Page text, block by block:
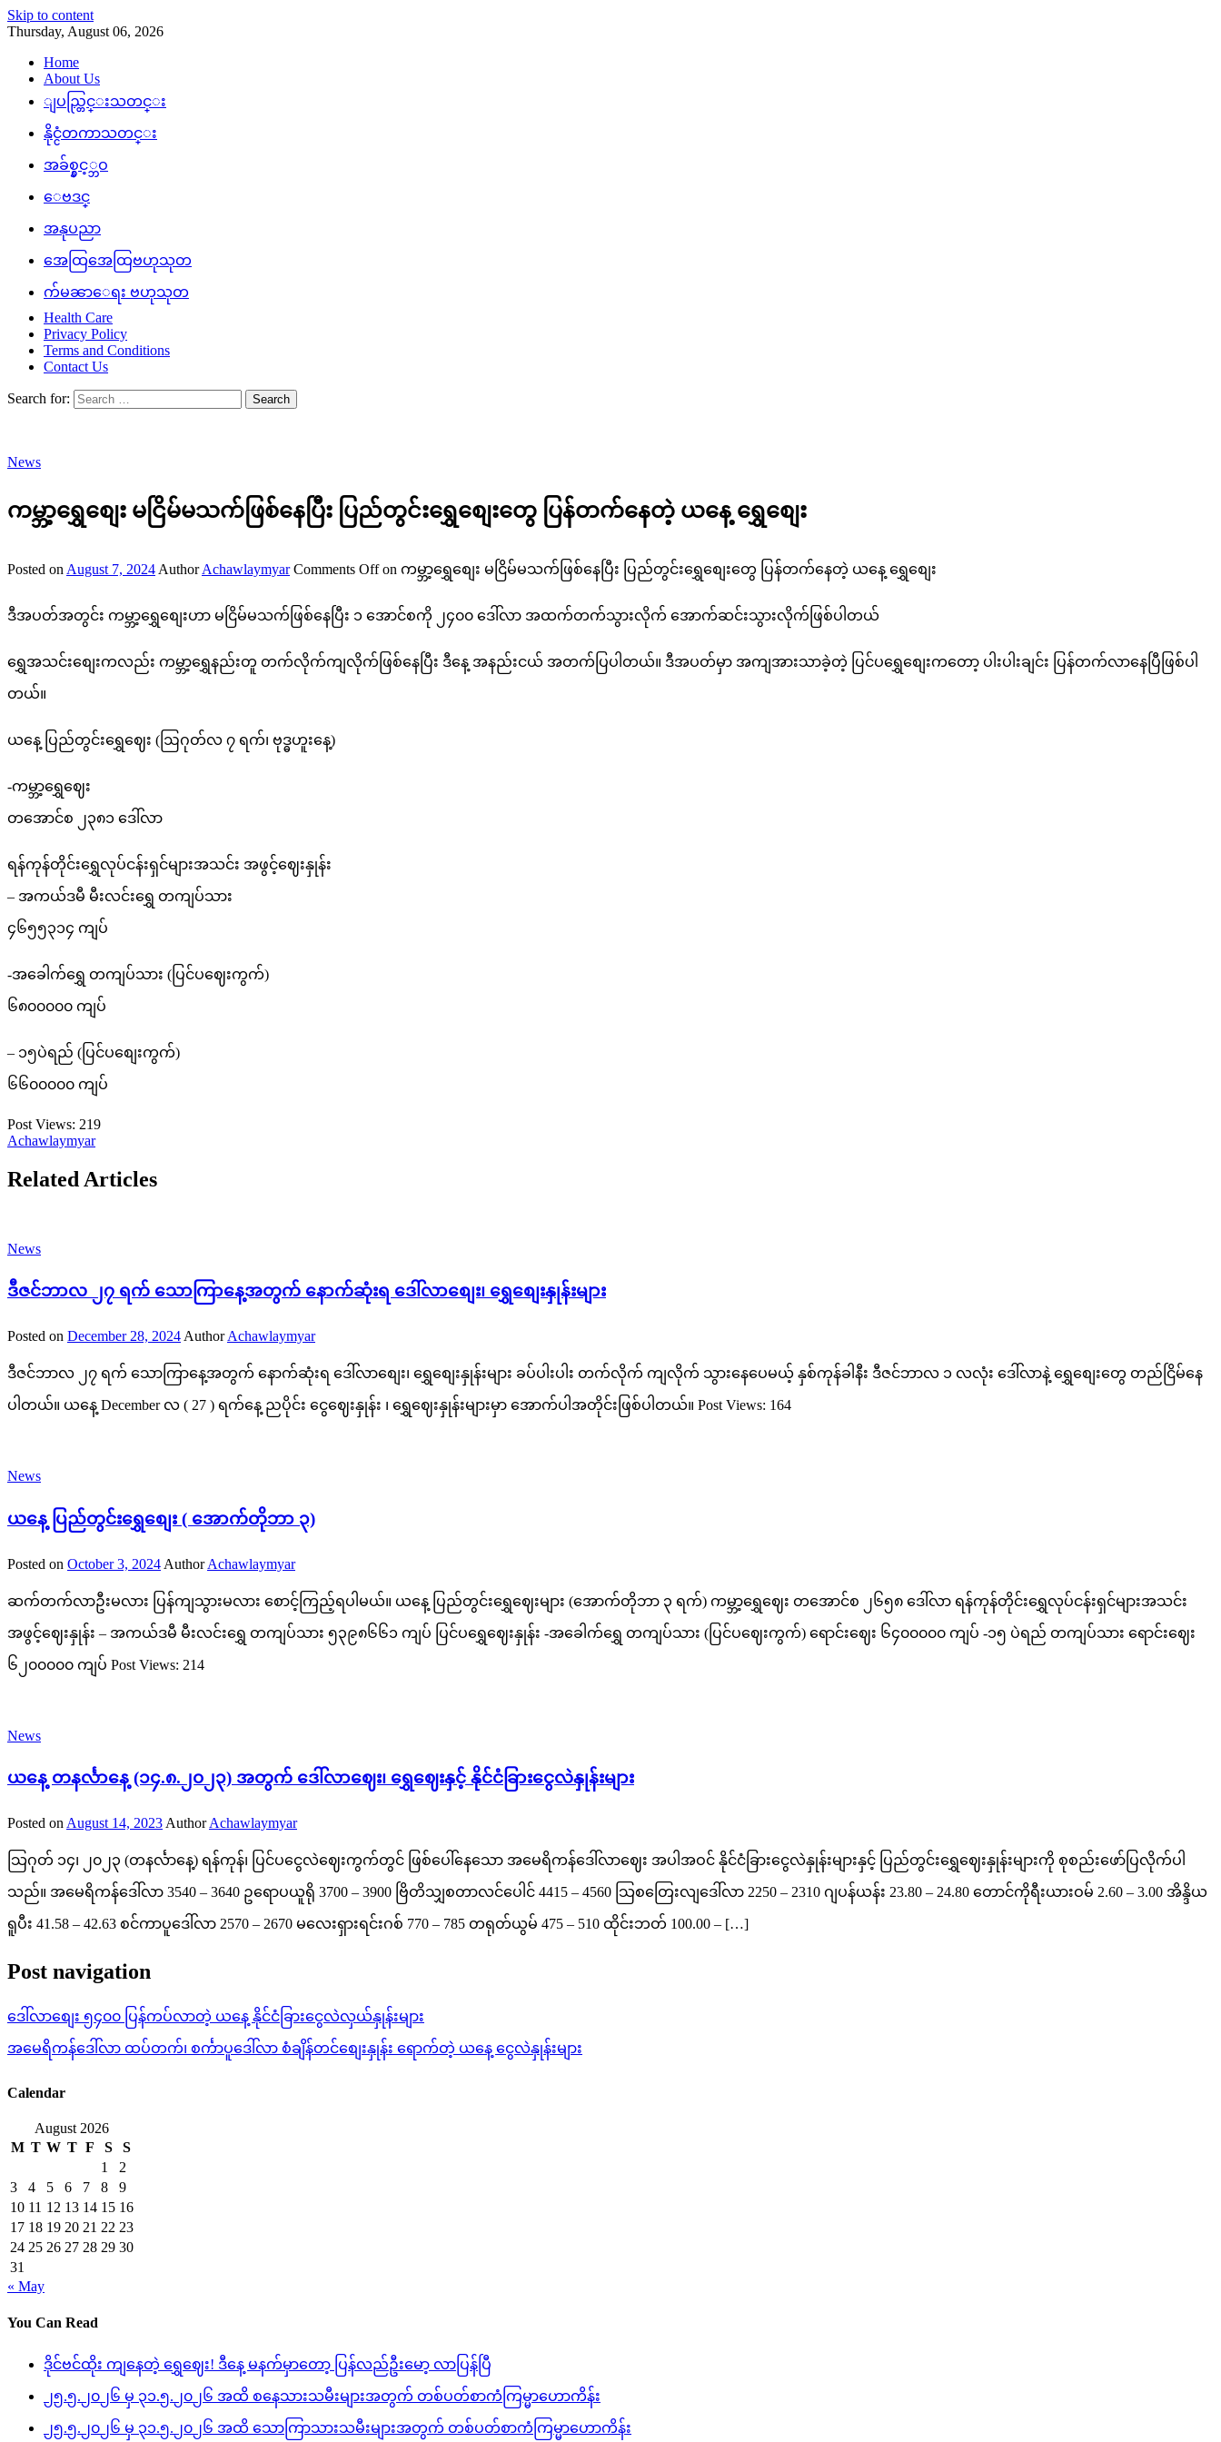
Skip to content
Thursday, August 06, 2026
Home
About Us
ျပည္တြင္းသတင္း
နိုင္ငံတကာသတင္း
အခ်စ္နွင့္ဘဝ
ေဗဒင္
အနုပညာ
အေထြအေထြဗဟုသုတ
က်မၼာေရး ဗဟုသုတ
Health Care
Privacy Policy
Terms and Conditions
Contact Us
Search for:
News
ကမ္ဘာ့ရွှေစျေး မငြိမ်မသက်ဖြစ်နေပြီး ပြည်တွင်းရွှေစျေးတွေ ပြန်တက်နေတဲ့ ယနေ့ ရွှေစျေး
Posted on August 7, 2024 Author Achawlaymyar Comments Offon ကမ္ဘာ့ရွှေစျေး မငြိမ်မသက်ဖြစ်နေပြီး ပြည်တွင်းရွှေစျေးတွေ ပြန်တက်နေတဲ့ ယနေ့ ရွှေစျေး
ဒီအပတ်အတွင်း ကမ္ဘာ့ရွှေစျေးဟာ မငြိမ်မသက်ဖြစ်နေပြီး ၁ အောင်စကို ၂၄၀၀ ဒေါ်လာ အထက်တက်သွားလိုက် အောက်ဆင်းသွားလိုက်ဖြစ်ပါတယ်
ရွှေအသင်းစျေးကလည်း ကမ္ဘာ့ရွှေနည်းတူ တက်လိုက်ကျလိုက်ဖြစ်နေပြီး ဒီနေ့ အနည်းငယ် အတက်ပြပါတယ်။ ဒီအပတ်မှာ အကျအားသာခဲ့တဲ့ ပြင်ပရွှေစျေးကတော့ ပါးပါးချင်း ပြန်တက်လာနေပြီဖြစ်ပါ
တယ်။
ယနေ့ ပြည်တွင်းရွှေဈေး (ဩဂုတ်လ ၇ ရက်၊ ဗုဒ္ဓဟူးနေ့)
-ကမ္ဘာ့ရွှေဈေး
တအောင်စ ၂၃၈၁ ဒေါ်လာ
ရန်ကုန်တိုင်းရွှေလုပ်ငန်းရှင်များအသင်း အဖွင့်ဈေးနှုန်း
– အကယ်ဒမီ မီးလင်းရွှေ တကျပ်သား
၄၆၅၅၃၁၄ ကျပ်
-အခေါက်ရွှေ တကျပ်သား (ပြင်ပဈေးကွက်)
၆၈၀၀၀၀၀ ကျပ်
– ၁၅ပဲရည် (ပြင်ပစျေးကွက်)
၆၆၀၀၀၀၀ ကျပ်
Post Views: 219
Achawlaymyar
Related Articles
News
ဒီဇင်ဘာလ ၂၇ ရက် သောကြာနေ့အတွက် နောက်ဆုံးရ ဒေါ်လာစျေး၊ ရွှေစျေးနှုန်းများ
Posted on December 28, 2024 Author Achawlaymyar
ဒီဇင်ဘာလ ၂၇ ရက် သောကြာနေ့အတွက် နောက်ဆုံးရ ဒေါ်လာစျေး၊ ရွှေစျေးနှုန်းများ ခပ်ပါးပါး တက်လိုက် ကျလိုက် သွားနေပေမယ့် နှစ်ကုန်ခါနီး ဒီဇင်ဘာလ ၁ လလုံး ဒေါ်လာနဲ့ ရွှေစျေးတွေ တည်ငြိမ်နေ
ပါတယ်။ ယနေ့ December လ ( 27 ) ရက်နေ့ ညပိုင်း ငွေဈေးနှုန်း ၊ ရွှေဈေးနှုန်းများမှာ အောက်ပါအတိုင်းဖြစ်ပါတယ်။ Post Views: 164
News
ယနေ့ ပြည်တွင်းရွှေစျေး ( အောက်တိုဘာ ၃)
Posted on October 3, 2024 Author Achawlaymyar
ဆက်တက်လာဦးမလား ပြန်ကျသွားမလား စောင့်ကြည့်ရပါမယ်။ ယနေ့ ပြည်တွင်းရွှေဈေးများ (အောက်တိုဘာ ၃ ရက်) ကမ္ဘာ့ရွှေဈေး တအောင်စ ၂၆၅၈ ဒေါ်လာ ရန်ကုန်တိုင်းရွှေလုပ်ငန်းရှင်များအသင်း
အဖွင့်ဈေးနှုန်း – အကယ်ဒမီ မီးလင်းရွှေ တကျပ်သား ၅၃၉၈၆၆၁ ကျပ် ပြင်ပရွှေဈေးနှုန်း -အခေါက်ရွှေ တကျပ်သား (ပြင်ပဈေးကွက်) ရောင်းဈေး ၆၄၀၀၀၀၀ ကျပ် -၁၅ ပဲရည် တကျပ်သား ရောင်းဈေး
၆၂၀၀၀၀၀ ကျပ် Post Views: 214
News
ယနေ့ တနင်္လာနေ့ (၁၄.၈.၂၀၂၃) အတွက် ဒေါ်လာဈေး၊ ရွှေဈေးနှင့် နိုင်ငံခြားငွေလဲနှုန်းများ
Posted on August 14, 2023 Author Achawlaymyar
သြဂုတ် ၁၄၊ ၂၀၂၃ (တနင်္လာနေ့) ရန်ကုန်၊ ပြင်ပငွေလဲဈေးကွက်တွင် ဖြစ်ပေါ်နေသော အမေရိကန်ဒေါ်လာဈေး အပါအဝင် နိုင်ငံခြားငွေလဲနှုန်းများနှင့် ပြည်တွင်းရွှေဈေးနှုန်းများကို စုစည်းဖော်ပြလိုက်ပါ
သည်။ အမေရိကန်ဒေါ်လာ 3540 – 3640 ဥရောပယူရို 3700 – 3900 ဗြိတိသျှစတာလင်ပေါင် 4415 – 4560 သြစတြေးလျဒေါ်လာ 2250 – 2310 ဂျပန်ယန်း 23.80 – 24.80 တောင်ကိုရီးယားဝမ် 2.60 – 3.00 အိန္ဒိယ
ရူပီး 41.58 – 42.63 စင်ကာပူဒေါ်လာ 2570 – 2670 မလေးရှားရင်းဂစ် 770 – 785 တရုတ်ယွမ် 475 – 510 ထိုင်းဘတ် 100.00 – […]
Post navigation
ဒေါ်လာစျေး ၅၄၀၀ ပြန်ကပ်လာတဲ့ ယနေ့ နိုင်ငံခြားငွေလဲလှယ်နှုန်းများ
အမေရိကန်ဒေါ်လာ ထပ်တက်၊ စင်္ကာပူဒေါ်လာ စံချိန်တင်စျေးနှုန်း ရောက်တဲ့ ယနေ့ ငွေလဲနှုန်းများ
Calendar
August 2026
M T W T F S
S
1
2
3
4 5 6 7 8
9
10 11 12 13 14 15 16
17 18 19 20 21 22 23
24 25 26 27 28 29 30
31
« May
You Can Read
ဒိုင်ဗင်ထိုး ကျနေတဲ့ ရွှေဈေး! ဒီနေ့ မနက်မှာတော့ ပြန်လည်ဦးမော့ လာပြန်ပြီ
၂၅.၅.၂၀၂၆ မှ ၃၁.၅.၂၀၂၆ အထိ စနေသားသမီးများအတွက် တစ်ပတ်စာကံကြမ္မာဟောကိန်း
၂၅.၅.၂၀၂၆ မှ ၃၁.၅.၂၀၂၆ အထိ သောကြာသားသမီးများအတွက် တစ်ပတ်စာကံကြမ္မာဟောကိန်း